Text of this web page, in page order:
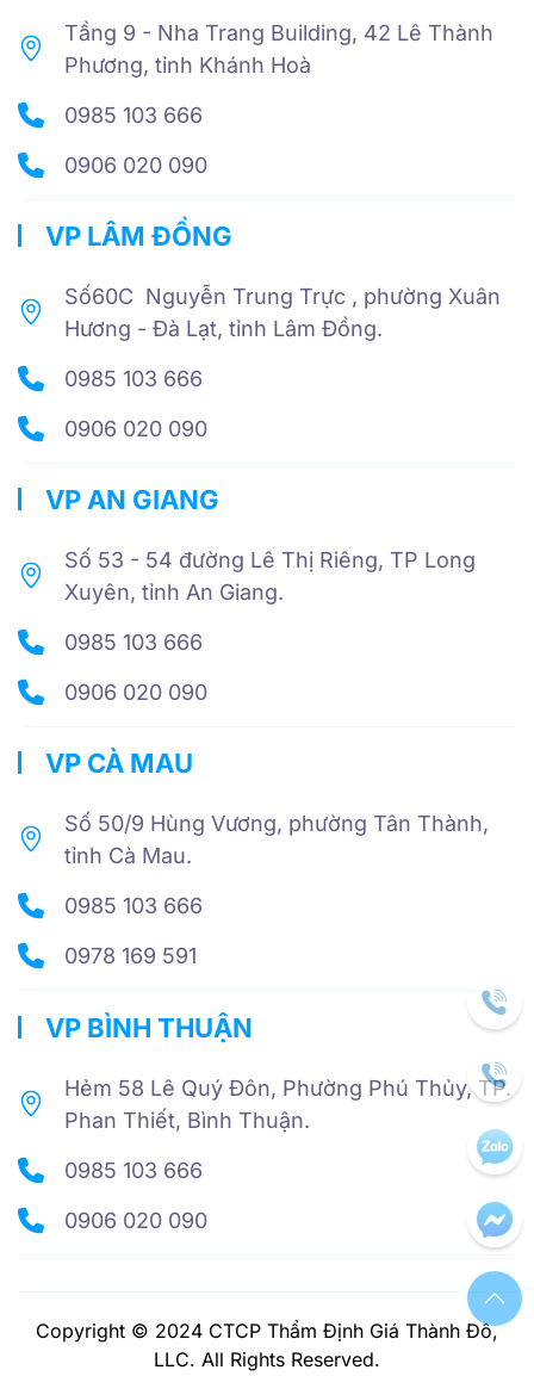
Tầng 9 - Nha Trang Building, 42 Lê Thành
Phương, tỉnh Khánh Hoà
0985 103 666
0906 020 090
VP LÂM ĐỒNG
Số60C Nguyễn Trung Trực , phường Xuân
Hương - Đà Lạt, tỉnh Lâm Đồng.
0985 103 666
0906 020 090
VP AN GIANG
Số 53 - 54 đường Lê Thị Riêng, TP Long
Xuyên, tỉnh An Giang.
0985 103 666
0906 020 090
VP CÀ MAU
Số 50/9 Hùng Vương, phường Tân Thành,
tỉnh Cà Mau.
0985 103 666
0978 169 591
VP BÌNH THUẬN
Hẻm 58 Lê Quý Đôn, Phường Phú Thủy, TP.
Phan Thiết, Bình Thuận.
0985 103 666
0906 020 090
Copyright © 2024 CTCP Thẩm Định Giá Thành Đô,
LLC. All Rights Reserved.